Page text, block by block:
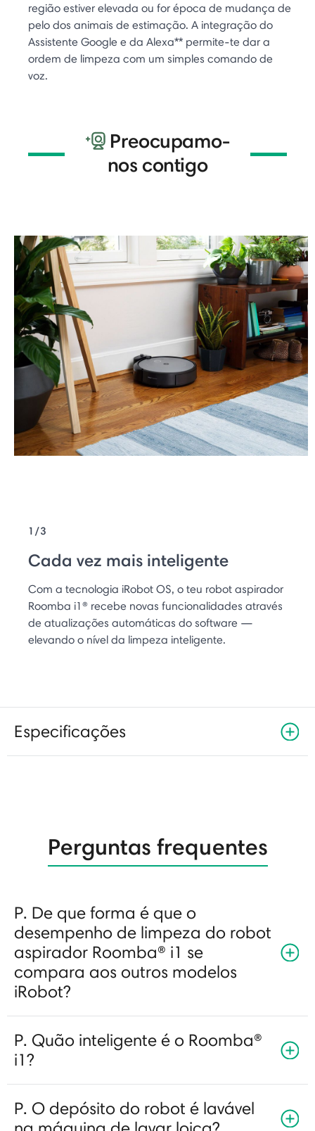
região estiver elevada ou for época de mudança de
pelo dos animais de estimação. A integração do
Assistente Google e da Alexa** permite-te dar a
ordem de limpeza com um simples comando de
voz.
Preocupamo-
nos contigo
1/3
Cada vez mais inteligente
Com a tecnologia iRobot OS, o teu robot aspirador
Roomba i1® recebe novas funcionalidades através
de atualizações automáticas do software —
elevando o nível da limpeza inteligente.
Especificações
Perguntas frequentes
P. De que forma é que o
desempenho de limpeza do robot
aspirador Roomba® i1 se
compara aos outros modelos
iRobot?
P. Quão inteligente é o Roomba®
i1?
P. O depósito do robot é lavável